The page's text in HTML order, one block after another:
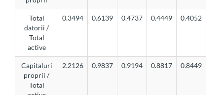
Total
datorii /
Total
active
0.3494 0.6139 0.4737 0.4449 0.4052
Capitaluri
proprii /
Total
2.2126 0.9837 0.9194 0.8817 0.8449